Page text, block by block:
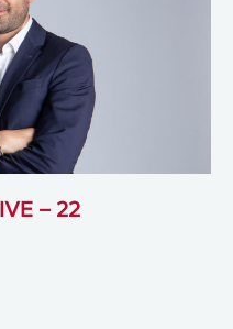
– 22